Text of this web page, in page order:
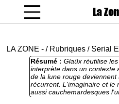
La
LA ZONE - / Rubriques / Serial
Résumé : Glaüx réutilise
interprète dans un contexte
de la lune rouge
récurrent. L'imaginaire et le
aussi cauchemardesques
une trop grande proximité